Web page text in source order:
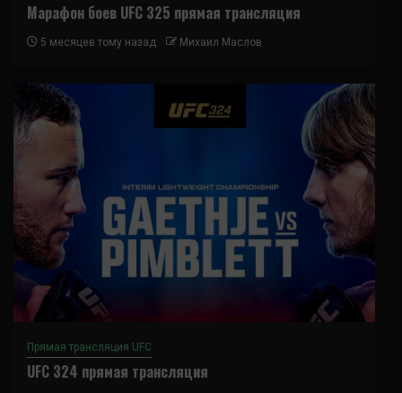
Марафон боев UFC 325 прямая трансляция
5 месяцев тому назад Михаил Маслов
Прямая трансляция UFC
UFC 324 прямая трансляция